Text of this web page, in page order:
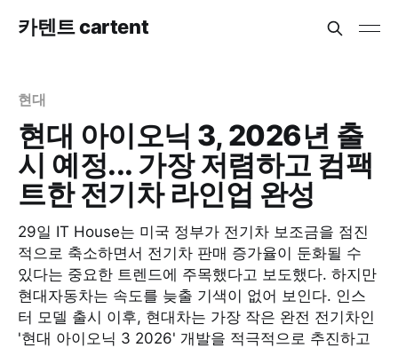
카텐트 cartent
현대
현대 아이오닉 3, 2026년 출
시 예정... 가장 저렴하고 컴팩
트한 전기차 라인업 완성
29일 IT House는 미국 정부가 전기차 보조금을 점진
적으로 축소하면서 전기차 판매 증가율이 둔화될 수
있다는 중요한 트렌드에 주목했다고 보도했다. 하지만
현대자동차는 속도를 늦출 기색이 없어 보인다. 인스
터 모델 출시 이후, 현대차는 가장 작은 완전 전기차인
'현대 아이오닉 3 2026' 개발을 적극적으로 추진하고